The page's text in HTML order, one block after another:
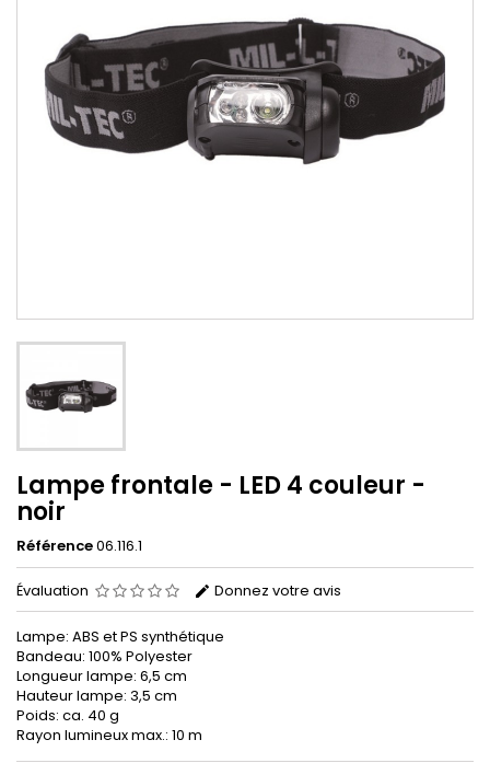
Lampe frontale - LED 4 couleur -
noir
Référence06.116.1
Évaluation Donnez votre avis
Lampe: ABS et PS synthétique
Bandeau: 100% Polyester
Longueur lampe: 6,5 cm
Hauteur lampe: 3,5 cm
Poids: ca. 40 g
Rayon lumineux max.: 10 m